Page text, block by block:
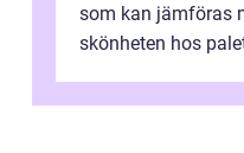
som kan jämföras
skönheten hos